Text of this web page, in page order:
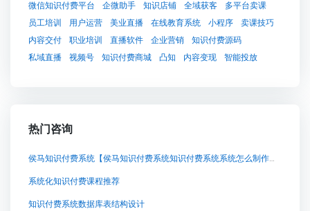
微信知识付费平台
企微助手 知识店铺 全域获客
多平台卖课
员工培训
用户运营 美业直播 在线教育系统 小程序
卖课技巧
内容交付
职业培训 直播软件 企业营销
知识付费源码
私域直播
视频号 知识付费商城 凸知 内容变现 智能投放
热门咨询
侯马知识付费系统【侯马知识付费系统知识付费系统系统怎么制作，知识付费系统搭建使用教程】
系统化知识付费课程推荐
知识付费系统数据库表结构设计